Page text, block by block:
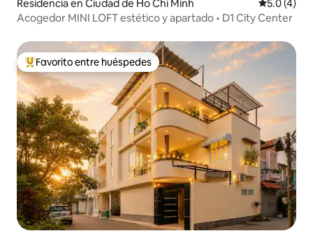
Residencia en Ciudad de Ho Chi Minh
5.0 (4)
Acogedor MINI LOFT estético y apartado • D1 City Center
De los mejores en Favorito entre huéspedes
Favorito entre huéspedes